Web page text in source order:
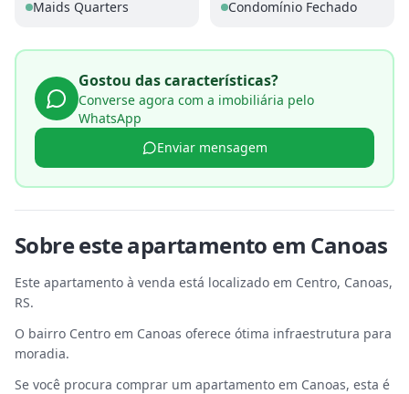
Maids Quarters Condomínio Fechado
Gostou das características?
Converse agora com a imobiliária pelo
WhatsApp
Enviar mensagem
Sobre esteapartamento em Canoas
Este apartamento à venda está localizado em Centro, Canoas,
RS.
O bairro Centro em Canoas oferece ótima infraestrutura para
moradia.
Se você procura comprar um apartamento em Canoas, esta é